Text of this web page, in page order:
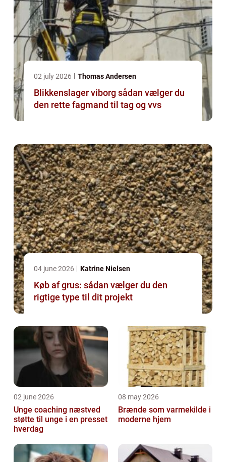
02 july 2026 Thomas Andersen
Blikkenslager viborg sådan vælger du
den rette fagmand til tag og vvs
04 june 2026 Katrine Nielsen
Køb af grus: sådan vælger du den
rigtige type til dit projekt
02 june 2026
Unge coaching næstved
støtte til unge i en presset
hverdag
08 may 2026
Brænde som varmekilde i
moderne hjem